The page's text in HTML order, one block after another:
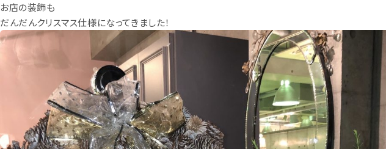
お店の装飾も
だんだんクリスマス仕様になってきました！